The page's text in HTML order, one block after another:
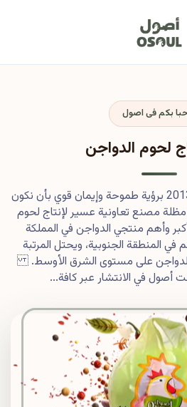
بكم فى اصول
لحوم الدواجن
بدأت رحلتنا في أصول عام 2013 برؤية طموحة وإيمان قوي بأن نكون
مظلة مصنع تعاونية عسير لإنتاج لحوم
وأهم منتجي الدواجن في المملكة
في المنطقة الجنوبية، ويحتل المرتبة
الدواجن على مستوى الشرق الأوسط.
أصول في الانتشار عبر كافة...